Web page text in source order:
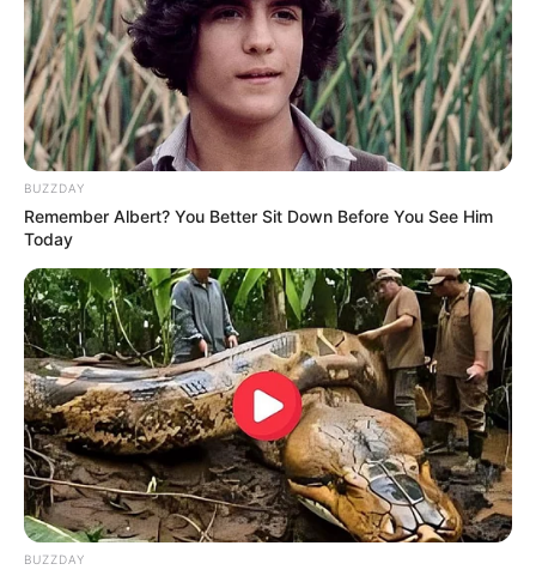
FALE CONOSCO
Nome
E-mail*
Mensagem *
BUSCAR
DESTAQUES
BUZZDAY
Remember Albert? You Better Sit Down Before You See Him
Today
BUZZDAY